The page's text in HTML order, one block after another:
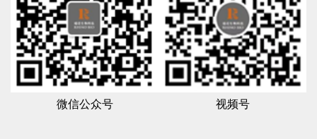
微信公众号 视频号